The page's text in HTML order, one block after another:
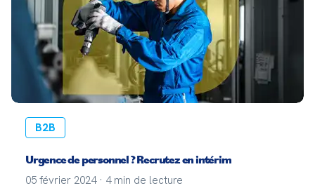
B2B
Urgence de personnel ? Recrutez en intérim
05 février 2024 · 4 min de lecture